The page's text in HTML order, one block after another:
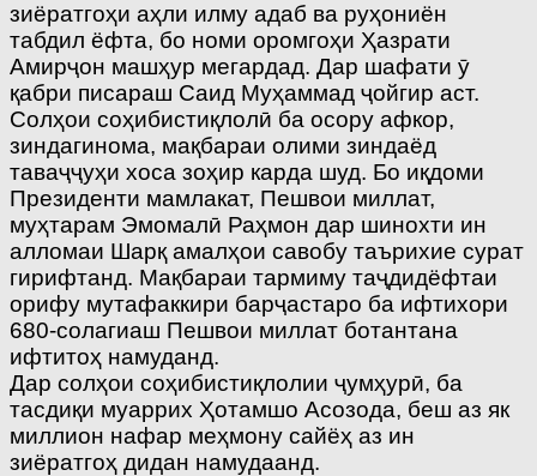
зиёратгоҳи аҳли илму адаб ва руҳониён
табдил ёфта, бо номи оромгоҳи Ҳазрати
Амирҷон машҳур мегардад. Дар шафати ӯ
қабри писараш Саид Муҳаммад ҷойгир аст.
Солҳои соҳибистиқлолӣ ба осору афкор,
зиндагинома, мақбараи олими зиндаёд
таваҷҷуҳи хоса зоҳир карда шуд. Бо иқдоми
Президенти мамлакат, Пешвои миллат,
муҳтарам Эмомалӣ Раҳмон дар шинохти ин
алломаи Шарқ амалҳои савобу таърихие сурат
гирифтанд. Мақбараи тармиму таҷдидёфтаи
орифу мутафаккири барҷастаро ба ифтихори
680-солагиаш Пешвои миллат ботантана
ифтитоҳ намуданд.
Дар солҳои соҳибистиқлолии ҷумҳурӣ, ба
тасдиқи муаррих Ҳотамшо Асозода, беш аз як
миллион нафар меҳмону сайёҳ аз ин
зиёратгоҳ дидан намудаанд.